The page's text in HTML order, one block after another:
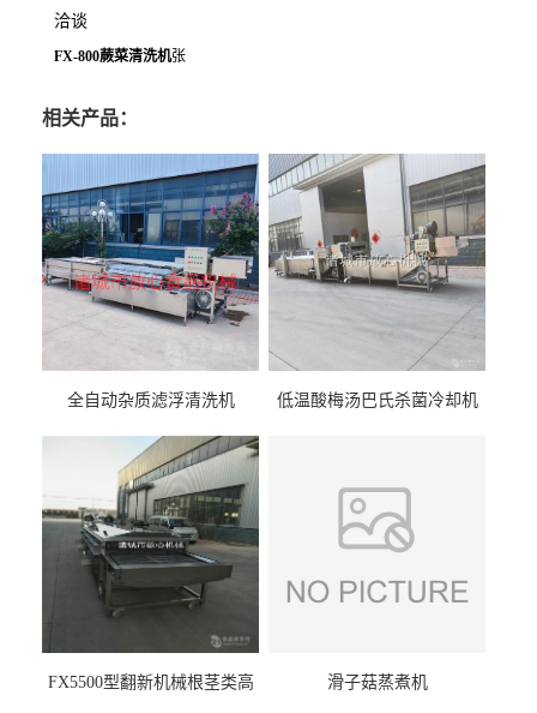
洽谈
FX-800蕨菜清洗机张
相关产品：
全自动杂质滤浮清洗机 低温酸梅汤巴氏杀菌冷却机
FX5500型翻新机械根茎类高
滑子菇蒸煮机